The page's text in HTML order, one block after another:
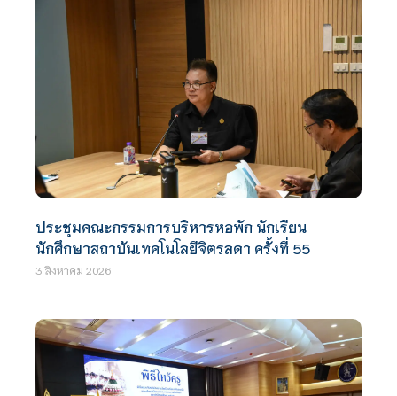
ประชุมคณะกรรมการบริหารหอพัก นักเรียน
นักศึกษาสถาบันเทคโนโลยีจิตรลดา ครั้งที่ 55
3 สิงหาคม 2026